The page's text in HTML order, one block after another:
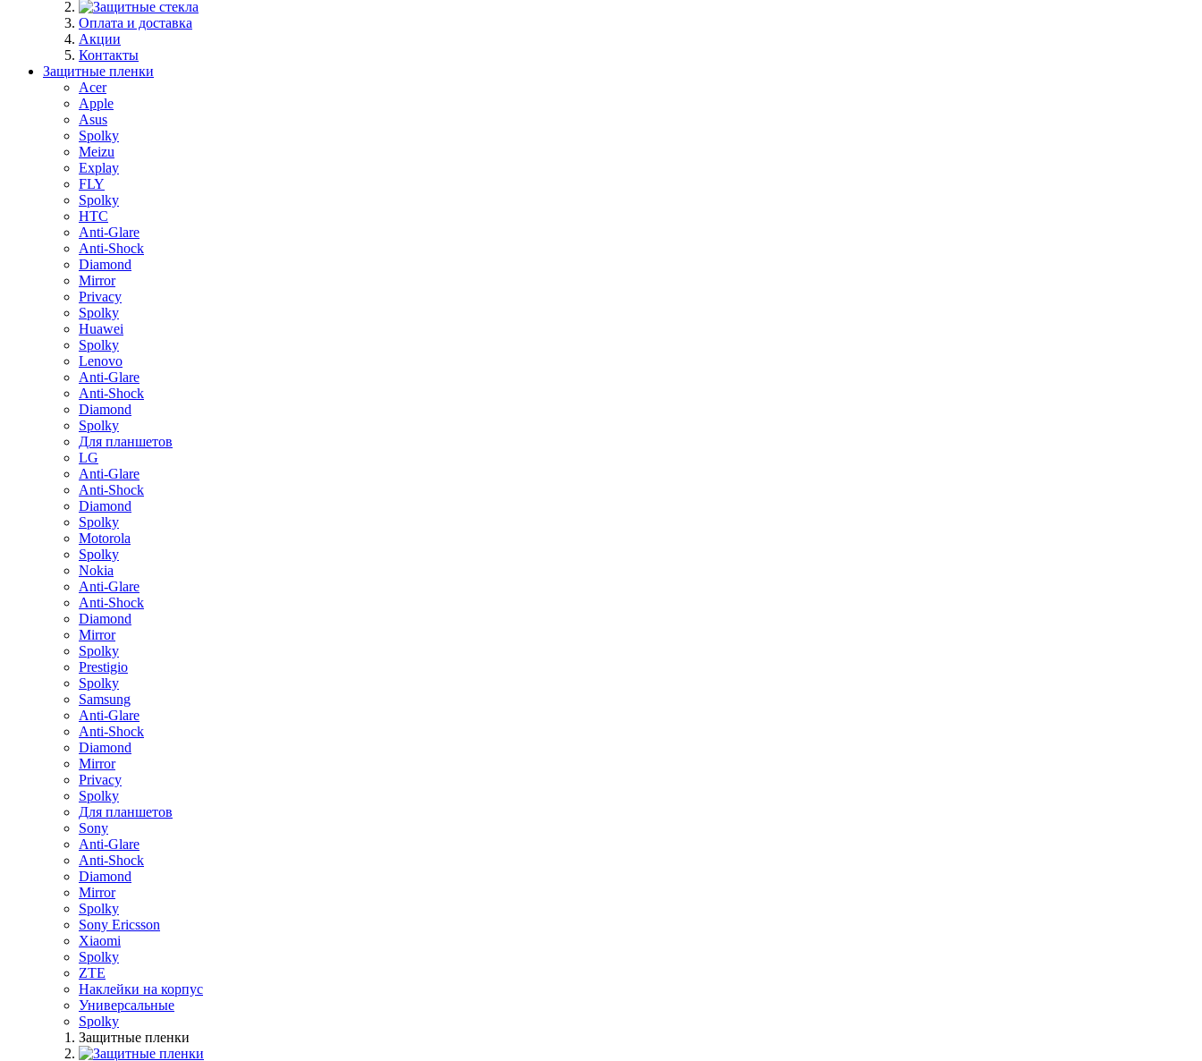
Оплата и доставка
Акции
Контакты
Защитные пленки
Acer
Apple
Asus
Spolky
Meizu
Explay
FLY
Spolky
HTC
Anti-Glare
Anti-Shock
Diamond
Mirror
Privacy
Spolky
Huawei
Spolky
Lenovo
Anti-Glare
Anti-Shock
Diamond
Spolky
Для планшетов
LG
Anti-Glare
Anti-Shock
Diamond
Spolky
Motorola
Spolky
Nokia
Anti-Glare
Anti-Shock
Diamond
Mirror
Spolky
Prestigio
Spolky
Samsung
Anti-Glare
Anti-Shock
Diamond
Mirror
Privacy
Spolky
Для планшетов
Sony
Anti-Glare
Anti-Shock
Diamond
Mirror
Spolky
Sony Ericsson
Xiaomi
Spolky
ZTE
Наклейки на корпус
Универсальные
Spolky
Защитные пленки